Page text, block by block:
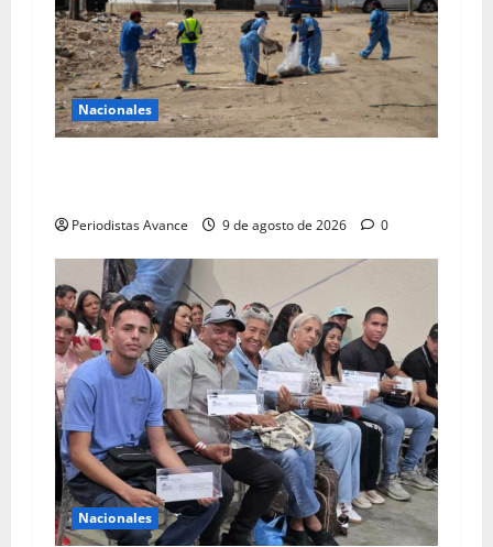
Nacionales
Periodistas Avance 9 de agosto de 2026 0
Nacionales